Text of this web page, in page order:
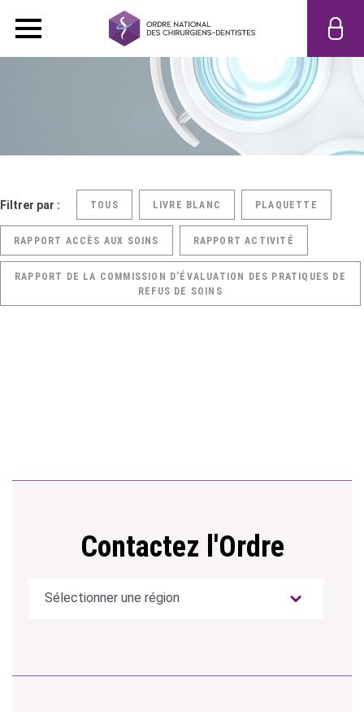
Filtrer par : TOUS LIVRE BLANC PLAQUETTE
RAPPORT ACCÈS AUX SOINS RAPPORT ACTIVITÉ
RAPPORT DE LA COMMISSION D’ÉVALUATION DES PRATIQUES DE
REFUS DE SOINS
Contactez l'Ordre